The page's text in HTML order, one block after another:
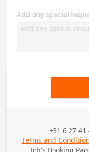
Add any special
Business
+31 6 27 41
Terms and
Job's Booking